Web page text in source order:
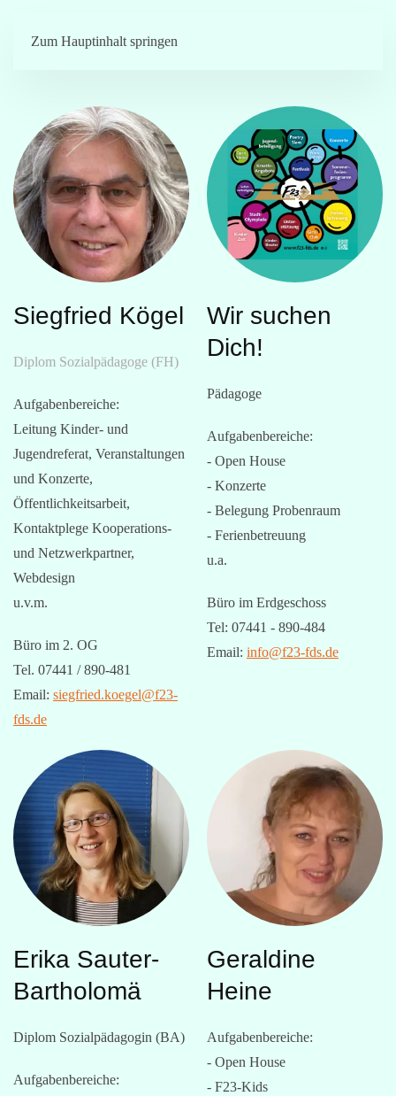
Zum Hauptinhalt springen
Siegfried Kögel
Diplom Sozialpädagoge (FH)
Aufgabenbereiche:
Leitung Kinder- und
Jugendreferat, Veranstaltungen
und Konzerte,
Öffentlichkeitsarbeit,
Kontaktplege Kooperations-
und Netzwerkpartner,
Webdesign
u.v.m.
Büro im 2. OG
Tel. 07441 / 890-481
Email: siegfried.koegel@f23-
fds.de
Wir suchen
Dich!
Pädagoge
Aufgabenbereiche:
- Open House
- Konzerte
- Belegung Probenraum
- Ferienbetreuung
u.a.
Büro im Erdgeschoss
Tel: 07441 - 890-484
Email: info@f23-fds.de
Erika Sauter-
Bartholomä
Diplom Sozialpädagogin (BA)
Aufgabenbereiche:
Geraldine
Heine
Aufgabenbereiche:
- Open House
- F23-Kids